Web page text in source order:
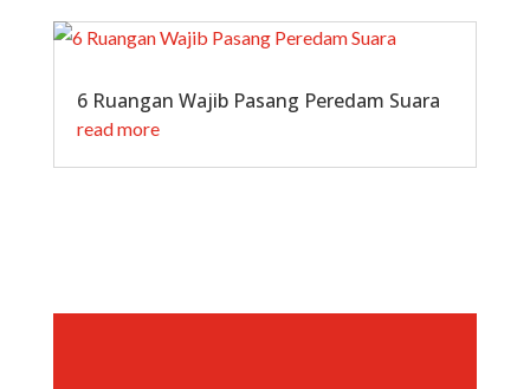
6 Ruangan Wajib Pasang Peredam Suara
read more